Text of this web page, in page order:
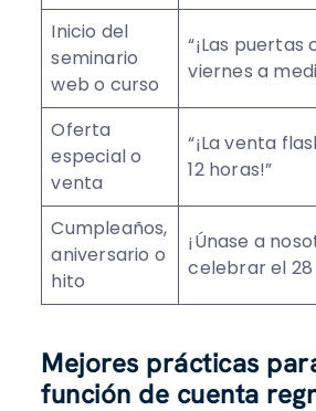
Inicio del
seminario
web o curso
“¡Las puertas
viernes a
Oferta
especial o
venta
“¡La venta
12 horas!”
Cumpleaños,
aniversario o
hito
¡Únase a
celebrar el 28
Mejores prácticas
función de cuenta